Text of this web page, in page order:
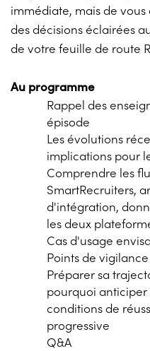
immédiate, mais de
des décisions éclairées
de votre feuille de route
Au programme
Rappel des
épisode
Les évolutions
implications pour
Comprendre les
SmartRecruiters,
d'intégration,
les deux
Cas d'usage
Points de
Préparer sa
pourquoi
conditions de
progressive
Q&A